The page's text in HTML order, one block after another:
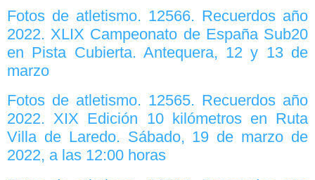
Fotos de atletismo. 12566. Recuerdos año
2022. XLIX Campeonato de España Sub20
en Pista Cubierta. Antequera, 12 y 13 de
marzo
Fotos de atletismo. 12565. Recuerdos año
2022. XIX Edición 10 kilómetros en Ruta
Villa de Laredo. Sábado, 19 de marzo de
2022, a las 12:00 horas